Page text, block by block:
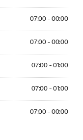
07:00 - 00:00
07:00 - 00:00
07:00 - 01:00
07:00 - 01:00
07:00 - 00:00